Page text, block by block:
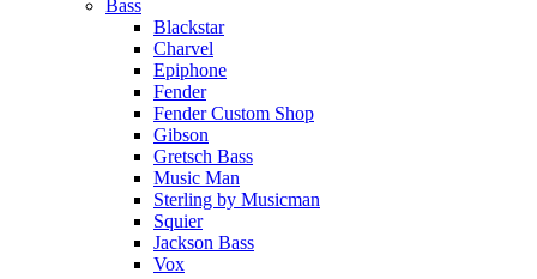
Bass
Blackstar
Charvel
Epiphone
Fender
Fender Custom Shop
Gibson
Gretsch Bass
Music Man
Sterling by Musicman
Squier
Jackson Bass
Vox